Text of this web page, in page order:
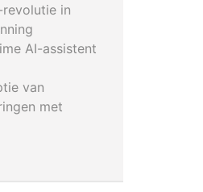
in
AI-assistent
van
met